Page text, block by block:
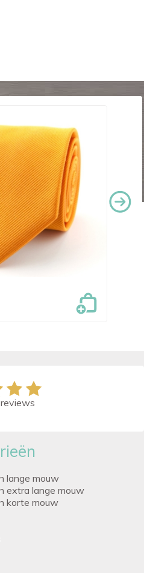
lange mouw
extra lange mouw
korte mouw